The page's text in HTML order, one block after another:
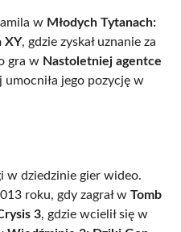
w Młodych Tytanach:
XY, gdzie zyskał uznanie za
gra w Nastoletniej agentce
umocniła jego pozycję w
w dziedzinie gier wideo.
roku, gdy zagrał w Tomb
3, gdzie wcielił się w